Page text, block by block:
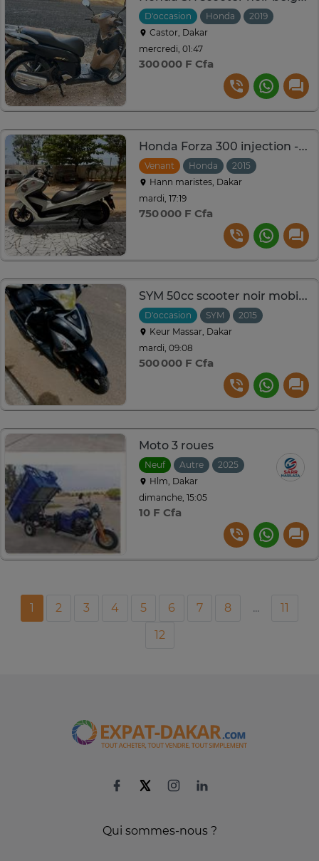
D'occasion Honda
2019
Castor, Dakar
mercredi, 01:47
300 000 F Cfa
Honda Forza 300 injection - Nouveau modèle
Venant Honda
2015
Hann maristes, Dakar
mardi, 17:19
750 000 F Cfa
SYM 50cc scooter noir mobilité urbaine économique
D'occasion SYM
2015
Keur Massar, Dakar
mardi, 09:08
500 000 F Cfa
Moto 3 roues
Neuf Autre
2025
Hlm, Dakar
dimanche, 15:05
10 F Cfa
1 2 3 4 5 6 7 8 ...
11
12
Qui sommes-nous ?